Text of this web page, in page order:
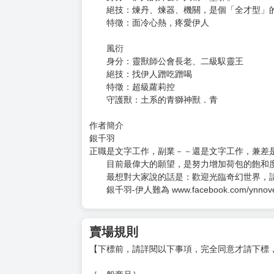
特徵：超級練武天才
身分：伊人的小哥、風衍的弟子
絕技：和大哥一起保護伊人
特徵：天份極高的靈獸師
守護獸：火系的烏金獸．焰
身分：伊人的外公、人稱「墨邪」
絕技：煉丹、煉器、機關，是個「全才型」
特徵：面冷心熱，疼愛伊人
風衍
身分：靈獸師公會長老、二級馭靈王
特徵：超級蘿莉控
守護獸：土系的青獅神獸．青
作者簡介